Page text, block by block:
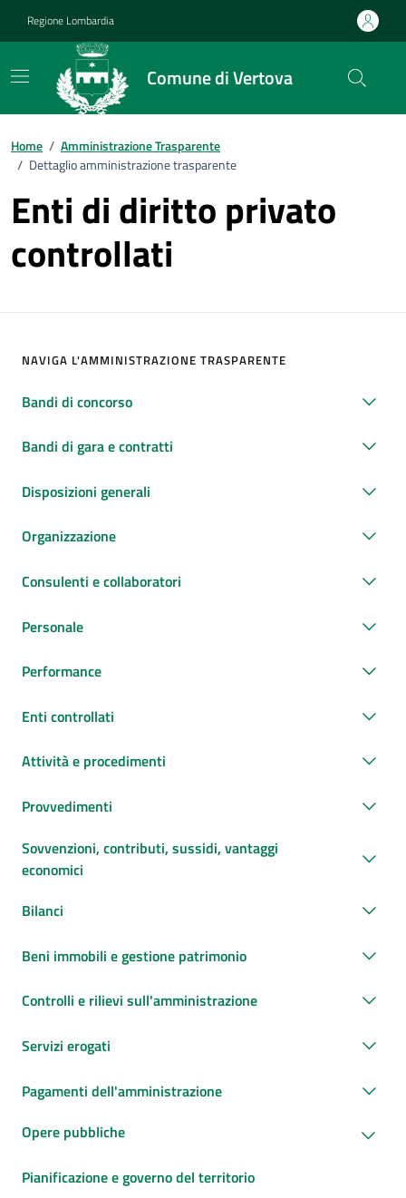
Regione Lombardia
Comune di Vertova
Home / Amministrazione Trasparente
/ Dettaglio amministrazione trasparente
Enti di diritto privato
controllati
NAVIGA L'AMMINISTRAZIONE TRASPARENTE
Bandi di concorso
Bandi di gara e contratti
Disposizioni generali
Organizzazione
Consulenti e collaboratori
Personale
Performance
Enti controllati
Attività e procedimenti
Provvedimenti
Sovvenzioni, contributi, sussidi, vantaggi
economici
Bilanci
Beni immobili e gestione patrimonio
Controlli e rilievi sull'amministrazione
Servizi erogati
Pagamenti dell'amministrazione
Opere pubbliche
Pianificazione e governo del territorio